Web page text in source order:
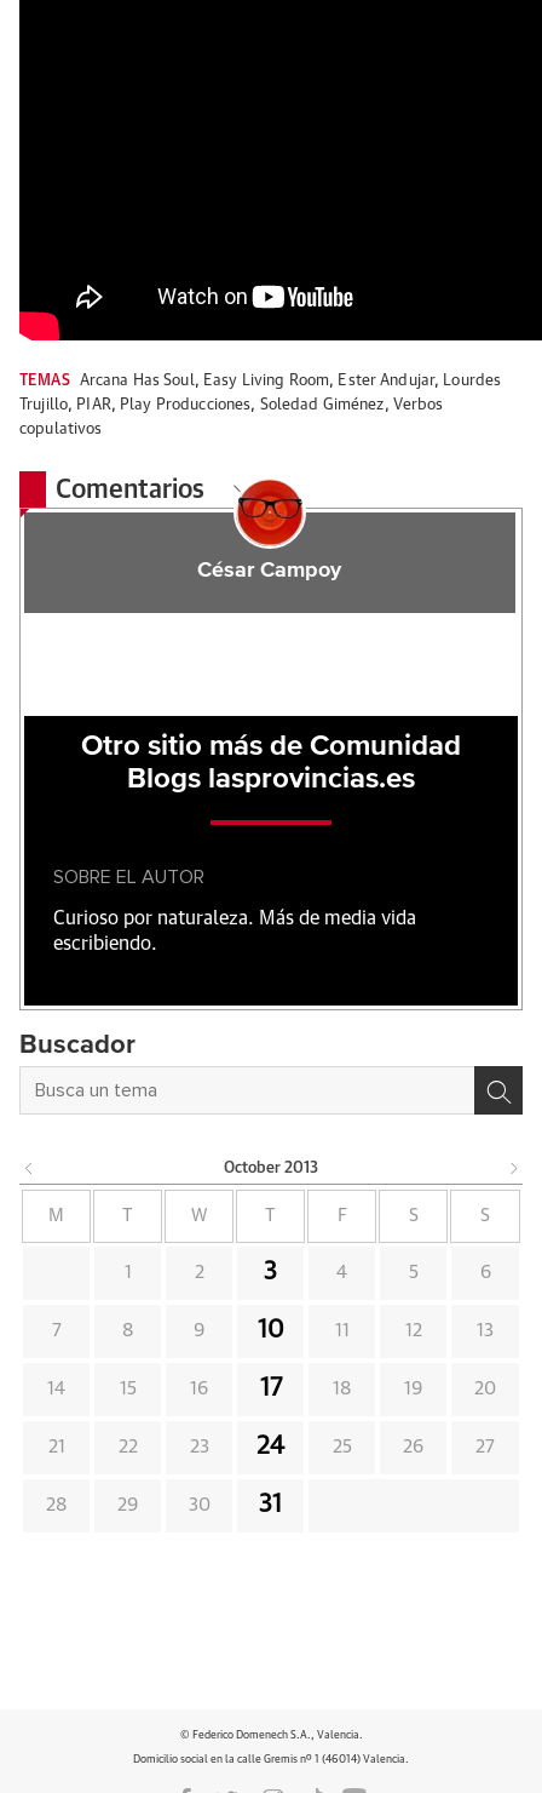
TEMAS Arcana Has Soul , Easy Living Room, Ester Andujar,
Lourdes
Trujillo, PIAR, Play Producciones, Soledad Giménez, Verbos
copulativos
Comentarios
César Campoy
Otro sitio más de Comunidad
Blogs lasprovincias.es
SOBRE EL AUTOR
Curioso por naturaleza. Más de media vida
escribiendo.
Buscador
October 2013
M T W T F S S
1 2 3 4 5 6
7 8 9 10 11 12 13
14 15 16 17 18 19 20
21 22 23 24 25 26 27
28 29 30 31
© Federico Domenech S.A., Valencia.
Domicilio social en la calle Gremis nº 1 (46014) Valencia.